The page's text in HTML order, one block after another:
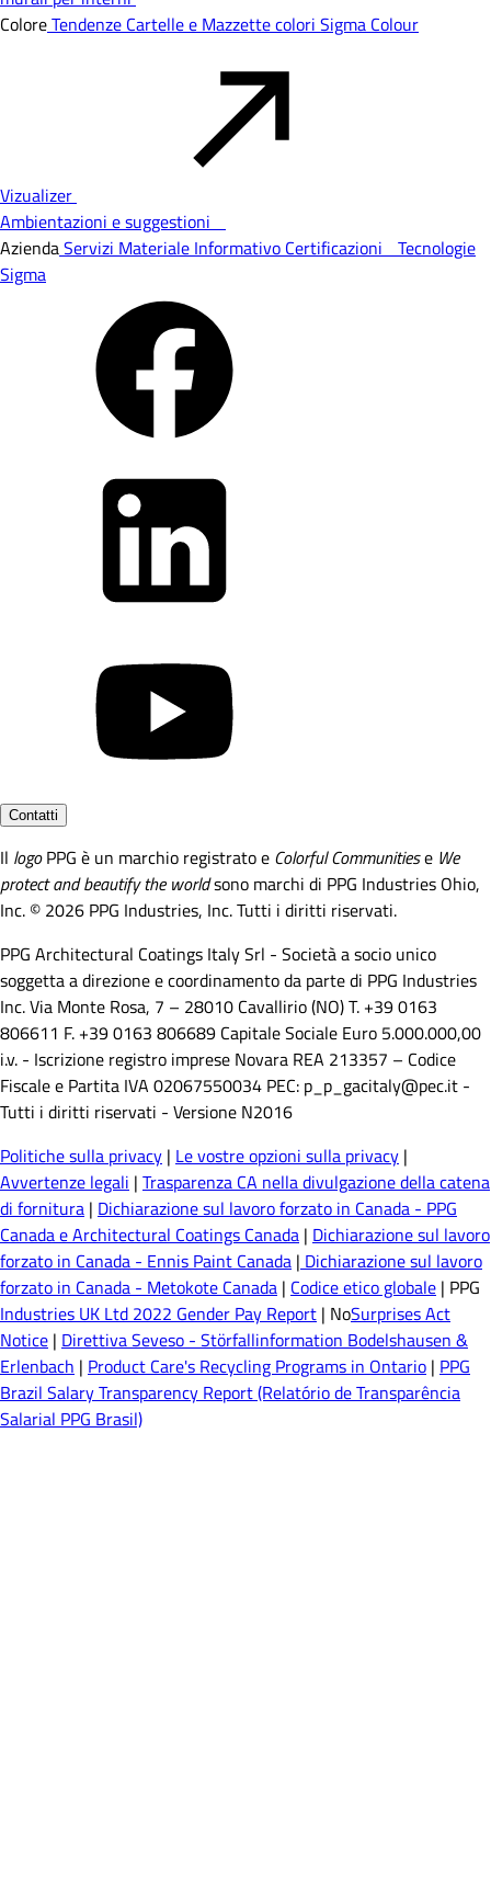
ColoreTendenze Cartelle e Mazzette colori Sigma Colour
Vizualizer
Ambientazioni e suggestioni
AziendaServizi Materiale Informativo Certificazioni Tecnologie
Sigma
Contatti
Il logoPPG è un marchio registrato e Colorful Communitiese We
protect and beautify the worldsono marchi di PPG Industries Ohio,
Inc. © 2026 PPG Industries, Inc. Tutti i diritti riservati.
PPG Architectural Coatings Italy Srl - Società a socio unico
soggetta a direzione e coordinamento da parte di PPG Industries
Inc. Via Monte Rosa, 7 – 28010 Cavallirio (NO) T. +39 0163
806611 F. +39 0163 806689 Capitale Sociale Euro 5.000.000,00
i.v. - Iscrizione registro imprese Novara REA 213357 – Codice
Fiscale e Partita IVA 02067550034 PEC: p_p_gacitaly@pec.it -
Tutti i diritti riservati - Versione N2016
Politiche sulla privacy | Le vostre opzioni sulla privacy |
Avvertenze legali | Trasparenza CA nella divulgazione della catena
di fornitura | Dichiarazione sul lavoro forzato in Canada - PPG
Canada e Architectural Coatings Canada | Dichiarazione sul lavoro
forzato in Canada - Ennis Paint Canada | Dichiarazione sul lavoro
forzato in Canada - Metokote Canada | Codice etico globale | PPG
Industries UK Ltd 2022 Gender Pay Report | NoSurprises Act
Notice | Direttiva Seveso - Störfallinformation Bodelshausen &
Erlenbach | Product Care's Recycling Programs in Ontario | PPG
Brazil Salary Transparency Report (Relatório de Transparência
Salarial PPG Brasil)